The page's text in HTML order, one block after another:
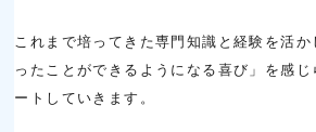
これまで培ってきた専門知識と経験を活
ったことができるようになる喜び」を感
ートしていきます。